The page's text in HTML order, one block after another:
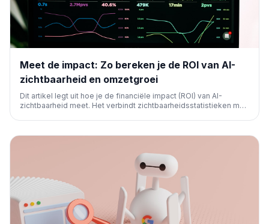
Meet de impact: Zo bereken je de ROI van AI-
zichtbaarheid en omzetgroei
Dit artikel legt uit hoe je de financiële impact (ROI) van AI-
zichtbaarheid meet. Het verbindt zichtbaarheidsstatistieken met
winst.